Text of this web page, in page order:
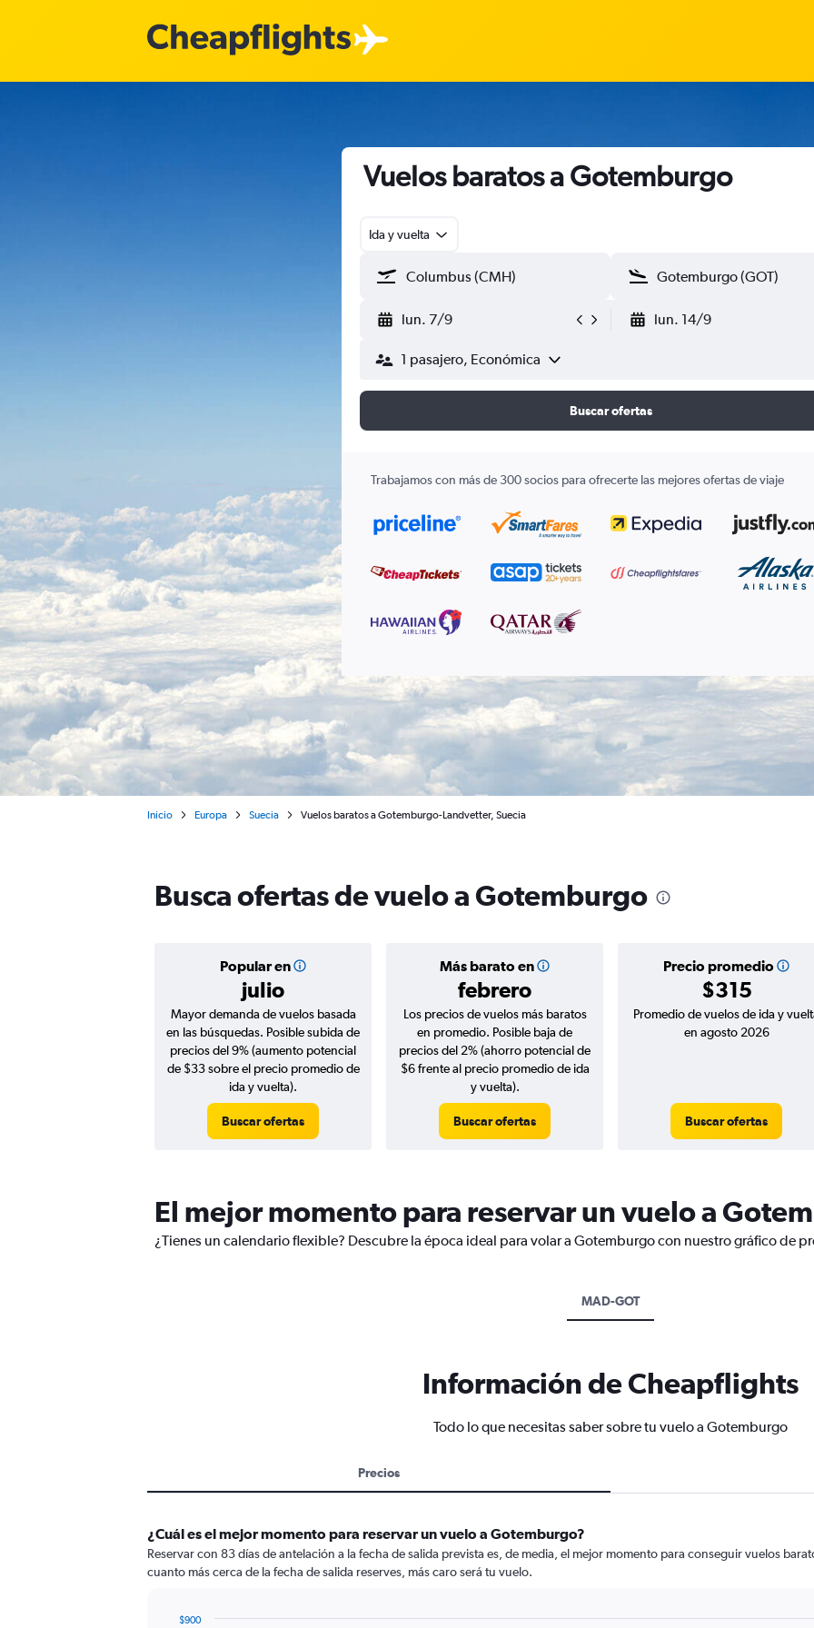
Vuelos baratos a Gotemburgo
Ida y vuelta
lun. 7/9 lun. 14/9
1 pasajero, Económica
Buscar ofertas
Trabajamos con más de 300 socios para ofrecerte las mejores ofertas de viaje
Inicio Europa Suecia Vuelos baratos a Gotemburgo-Landvetter, Suecia
Busca ofertas de vuelo a Gotemburgo
Popular en
julio
Más barato en
febrero
Precio promedio
$315
Mayor demanda de vuelos basada
en las búsquedas. Posible subida de
precios del 9% (aumento potencial
de $33 sobre el precio promedio de
ida y vuelta).
Buscar ofertas
Los precios de vuelos más baratos
en promedio. Posible baja de
precios del 2% (ahorro potencial de
$6 frente al precio promedio de ida
y vuelta).
Buscar ofertas
Promedio de vuelos de ida y
en agosto 2026
Buscar ofertas
El mejor momento para reservar un vuelo a
¿Tienes un calendario flexible? Descubre la época ideal para volar a Gotemburgo con nuestro gráfico de
MAD-GOT
Información de Cheapflights
Todo lo que necesitas saber sobre tu vuelo a Gotemburgo
Precios
¿Cuál es el mejor momento para reservar un vuelo a Gotemburgo?
Reservar con 83 días de antelación a la fecha de salida prevista es, de media, el mejor momento para conseguir vuelos
cuanto más cerca de la fecha de salida reserves, más caro será tu vuelo.
$900